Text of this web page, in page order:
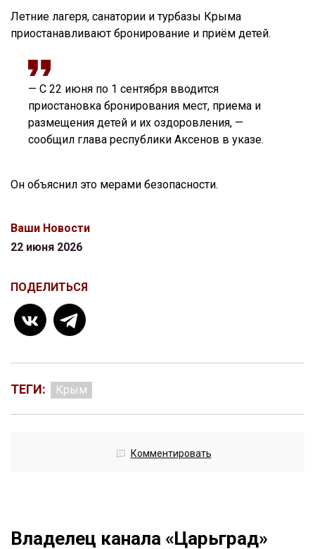
Летние лагеря, санатории и турбазы Крыма
приостанавливают бронирование и приём детей.
— С 22 июня по 1 сентября вводится
приостановка бронирования мест, приема и
размещения детей и их оздоровления, —
сообщил глава республики Аксенов в указе.
Он объяснил это мерами безопасности.
Ваши Новости
22 июня 2026
ПОДЕЛИТЬСЯ
ТЕГИ: Крым
Комментировать
Владелец канала «Царьград»